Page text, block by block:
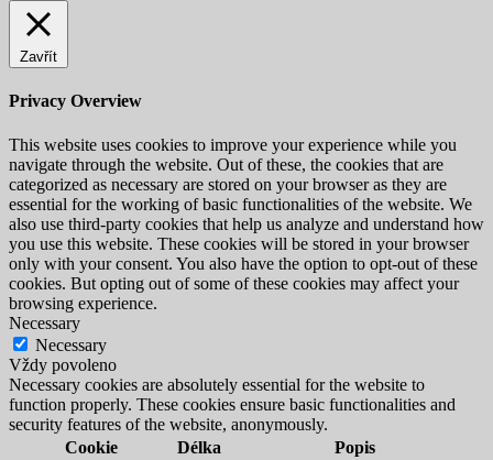
Zavřít
Privacy Overview
This website uses cookies to improve your experience while you
navigate through the website. Out of these, the cookies that are
categorized as necessary are stored on your browser as they are
essential for the working of basic functionalities of the website. We
also use third-party cookies that help us analyze and understand how
you use this website. These cookies will be stored in your browser
only with your consent. You also have the option to opt-out of these
cookies. But opting out of some of these cookies may affect your
browsing experience.
Necessary
Necessary
Vždy povoleno
Necessary cookies are absolutely essential for the website to
function properly. These cookies ensure basic functionalities and
security features of the website, anonymously.
Cookie
Délka Popis